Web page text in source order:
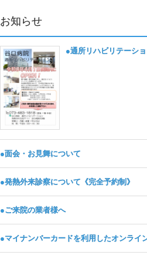
お知らせ
●通所リハビリテーシ
●面会・お見舞について
●発熱外来診察について《完全予約制》
●ご来院の業者様へ
●マイナンバーカードを利用したオンライ